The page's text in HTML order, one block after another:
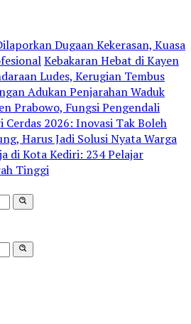
Dugaan Kekerasan, Kuasa
Kebakaran Hebat di Kayen
Ludes, Kerugian Tembus
Adukan Penjarahan Waduk
Prabowo, Fungsi Pengendali
Cerdas 2026: Inovasi Tak Boleh
Harus Jadi Solusi Nyata Warga
di Kota Kediri: 234 Pelajar
Tinggi